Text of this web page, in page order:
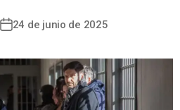
24 de junio de 2025